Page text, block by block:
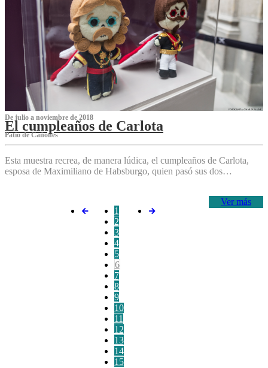
De julio a noviembre de 2018
El cumpleaños de Carlota
Patio de Cañones
Esta muestra recrea, de manera lúdica, el cumpleaños de Carlota,
esposa de Maximiliano de Habsburgo, quien pasó sus dos…
Ver más
1
2
3
4
5
6
7
8
9
10
11
12
13
14
15